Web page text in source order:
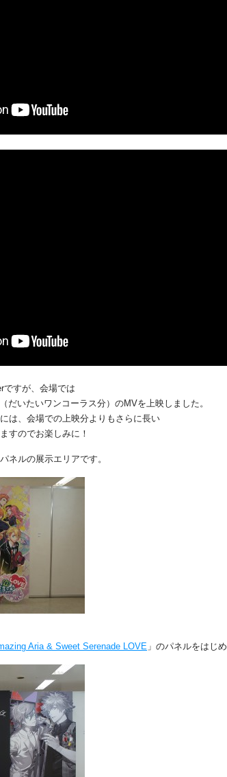
ですが、会場では
だいたいワンコーラス分）のMVを上映しました。
には、会場での上映分よりもさらに長い
すのでお楽しみに！
ネルの展示エリアです。
Aria & Sweet Serenade LOVE 」のパネルをはじめ